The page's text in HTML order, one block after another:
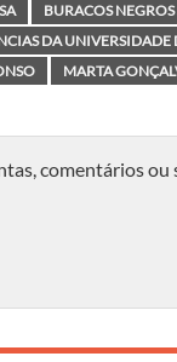
BURACOS
DA UNIVERSIDADE
MARTA
comentários ou